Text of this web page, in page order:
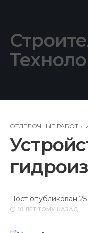
ОТДЕЛОЧНЫЕ РАБОТЫ
Пост опубликован 25
10 ЛЕТ ТОМУ НАЗАД